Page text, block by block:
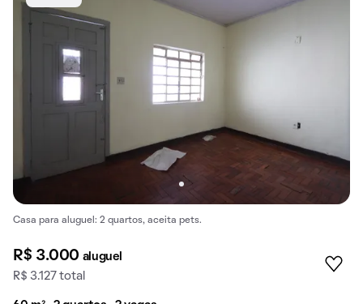
Casa para aluguel: 2 quartos, aceita pets.
R$ 3.000 aluguel
R$ 3.127 total